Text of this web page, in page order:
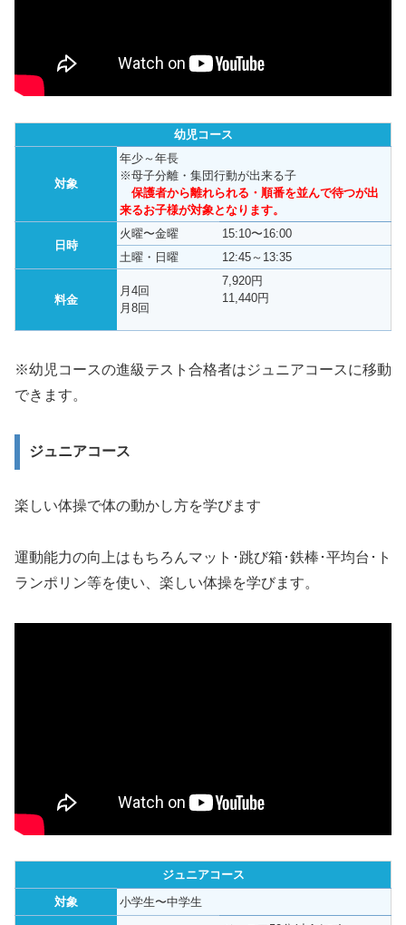
幼児コース
対象
年少～年長
※母子分離・集団行動が出来る子
保護者から離れられる・順番を並んで待つが出
来るお子様が対象となります。
日時
火曜〜金曜
15:10〜16:00
土曜・日曜
12:45～13:35
料金
月4回
月8回
7,920円
11,440円
※幼児コースの進級テスト合格者はジュニアコースに移動
できます。
ジュニアコース
楽しい体操で体の動かし方を学びます
運動能力の向上はもちろんマット･跳び箱･鉄棒･平均台･ト
ランポリン等を使い、楽しい体操を学びます。
ジュニアコース
対象
小学生〜中学生